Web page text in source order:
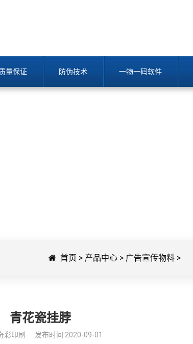
量保证 防伪技术 一物一码软件
首页 > 产品中心> 广告宣传物料>
青花瓷挂脖
彩印刷 发布时间:2020-09-01